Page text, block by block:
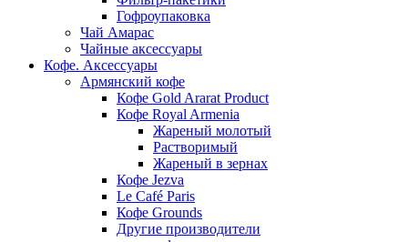
Гофроупаковка
Чай Амарас
Чайные аксессуары
Кофе. Аксессуары
Армянский кофе
Кофе Gold Ararat Product
Кофе Royal Armenia
Жареный молотый
Растворимый
Жареный в зернах
Кофе Jezva
Le Café Paris
Кофе Grounds
Другие производители